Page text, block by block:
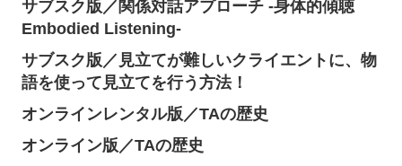
サブスク版／関係対話アプローチ -身体的傾聴
Embodied Listening-
サブスク版／見立てが難しいクライエントに、物
語を使って見立てを行う方法！
オンラインレンタル版／TAの歴史
オンライン版／TAの歴史